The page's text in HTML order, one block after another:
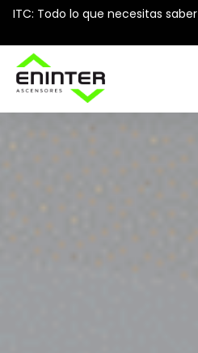
ITC: Todo lo que necesitas saber